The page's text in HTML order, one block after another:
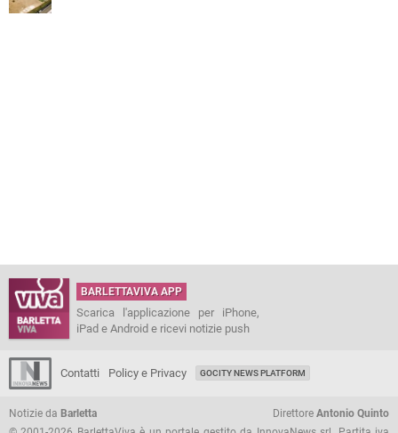
BARLETTAVIVA APP
Scarica l'applicazione per iPhone,
iPad e Android e ricevi notizie push
Contatti Policy e Privacy GOCITY NEWS PLATFORM
Notizie da Barletta Direttore Antonio Quinto